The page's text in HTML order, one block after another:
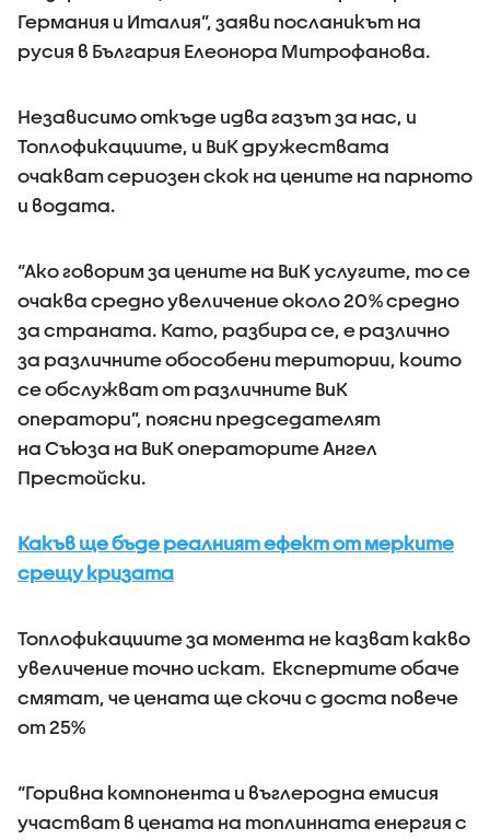
Германия и Италия”, заяви посланикът на
русия в България Елеонора Митрофанова.
Независимо откъде идва газът за нас, и
Топлофикациите, и ВиК дружествата
очакват сериозен скок на цените на парното
и водата.
“Ако говорим за цените на ВиК услугите, то се
очаква средно увеличение около 20% средно
за страната. Като, разбира се, е различно
за различните обособени територии, които
се обслужват от различните ВиК
оператори”, поясни председателят
на Съюза на ВиК операторите Ангел
Престойски.
Какъв ще бъде реалният ефект от мерките
срещу кризата
Топлофикациите за момента не казват какво
увеличение точно искат. Експертите обаче
смятат, че цената ще скочи с доста повече
от 25%
“Горивна компонента и въглеродна емисия
участват в цената на топлинната енергия с